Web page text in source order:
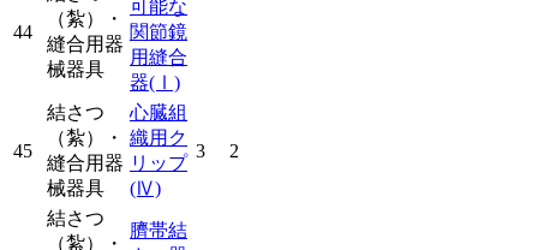
44
（紮）・
縫合用器
械器具
可能な
関節鏡
用縫合
器(Ⅰ)
45
結さつ
（紮）・
縫合用器
械器具
心臓組
織用ク
リップ
(Ⅳ)
3 2
結さつ
（紮）・
臍帯結